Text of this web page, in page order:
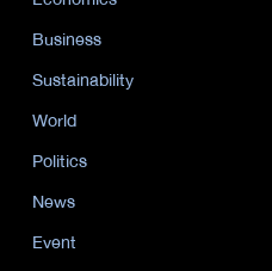
Business
Sustainability
World
Politics
News
Event